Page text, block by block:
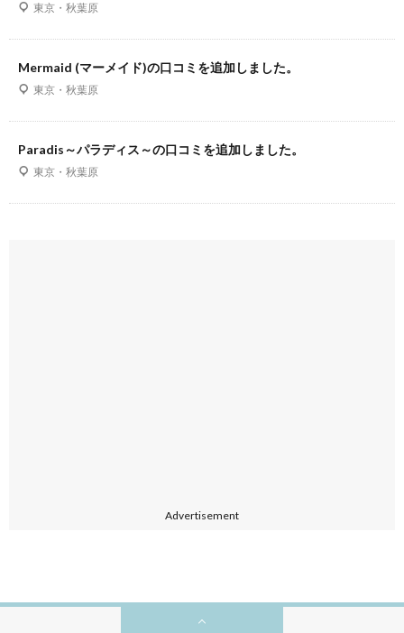
東京・秋葉原
Mermaid (マーメイド)の口コミを追加しました。
東京・秋葉原
Paradis～パラディス～の口コミを追加しました。
東京・秋葉原
Advertisement